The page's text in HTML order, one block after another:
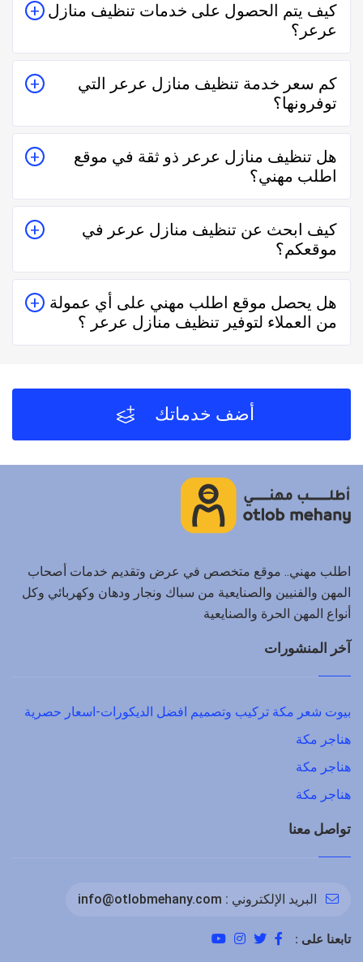
كيف يتم الحصول على خدمات تنظيف منازل
عرعر؟
يتم الحصول على خدمات تنظيف منازل عرعر من خلال
التواصل معه إما على الواتساب أو تليفونياً وطلب الخدمة
منه بعمل زيارة للمكان أو تقدير سعر الخدمة قبل الزيارة
والإتفاق.
كم سعر خدمة تنظيف منازل عرعر التي
توفرونها؟
تختلف اسعار خدمات تنظيف منازل عرعر وفقاً لعدة عناصر
منها قرب المسافة وحجم العمل وتوقيته وهل هو عمل
مستعجل أم لا.
هل تنظيف منازل عرعر ذو ثقة في موقع
اطلب مهني؟
نعم تنظيف منازل عرعر في موقع اطلب مهني ذو ثقة في
التعامل فكل الفنيين والشركات يتم تقييمهم من عملاء
حقيقيين وهذا يدل على جودة الخدمة.
كيف ابحث عن تنظيف منازل عرعر في
موقعكم؟
يُمكنك البحث عن تنظيف منازل عرعر في موقعنا من خلال
تحديد المنطقة ثم تحديد المهنة وإختيار الفني الأقرب إليك
والأفضل تقييماً فموقع اطلب مهني يعتمد على تقييم الفنيين
والشركات من خلال العملاء بعد كل زيارة لهم.
هل يحصل موقع اطلب مهني على أي عمولة
من العملاء لتوفير تنظيف منازل عرعر ؟
أضف خدماتك
اطلب مهني.. موقع متخصص في عرض وتقديم خدمات أصحاب
المهن والفنيين والصنايعية من سباك ونجار ودهان وكهربائي وكل
أنواع المهن الحرة والصنايعية
آخر المنشورات
بيوت شعر مكة تركيب وتصميم افضل الديكورات-اسعار حصرية
هناجر مكة
هناجر مكة
هناجر مكة
تواصل معنا
البريد الإلكتروني : info@otlobmehany.com
تابعنا على :